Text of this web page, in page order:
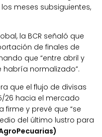
meses subsiguientes,
la BCR señaló que
de finales de
que “entre abril y
normalizado”.
que el flujo de divisas
26 hacia el mercado
y prevé que “se
del último lustro para